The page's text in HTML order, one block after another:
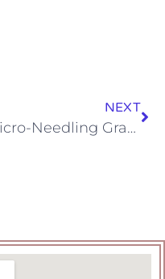
NEXT
Micro-Needling Gratis Pflege-Set Kit